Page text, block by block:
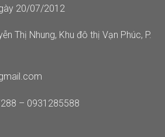
20/07/2012
Thị Nhung, Khu đô thị Vạn Phúc, P.
– 0931285588